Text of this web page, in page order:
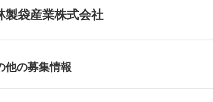
製袋産業株式会社
他の募集情報